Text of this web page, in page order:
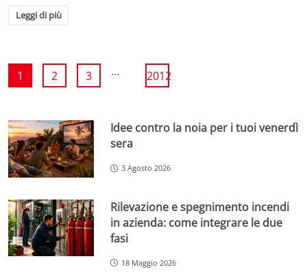
Leggi di più
1 2 3 ... 2012
Idee contro la noia per i tuoi venerdì
sera
3 Agosto 2026
Rilevazione e spegnimento incendi
in azienda: come integrare le due
fasi
18 Maggio 2026